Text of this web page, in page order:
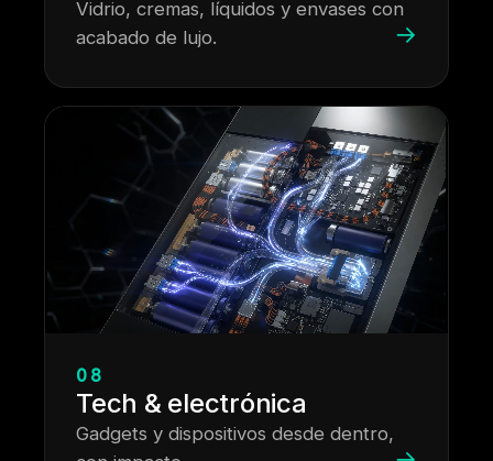
Vidrio, cremas, líquidos y envases con
acabado de lujo.
→
08
Tech & electrónica
Gadgets y dispositivos desde dentro,